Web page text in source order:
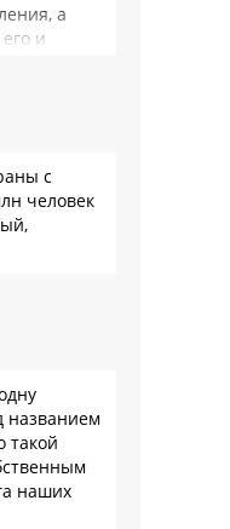
а
и
с
человек
названием
такой
наших